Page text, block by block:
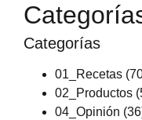
Categorías
01_Recetas
02_Productos
04_Opinión